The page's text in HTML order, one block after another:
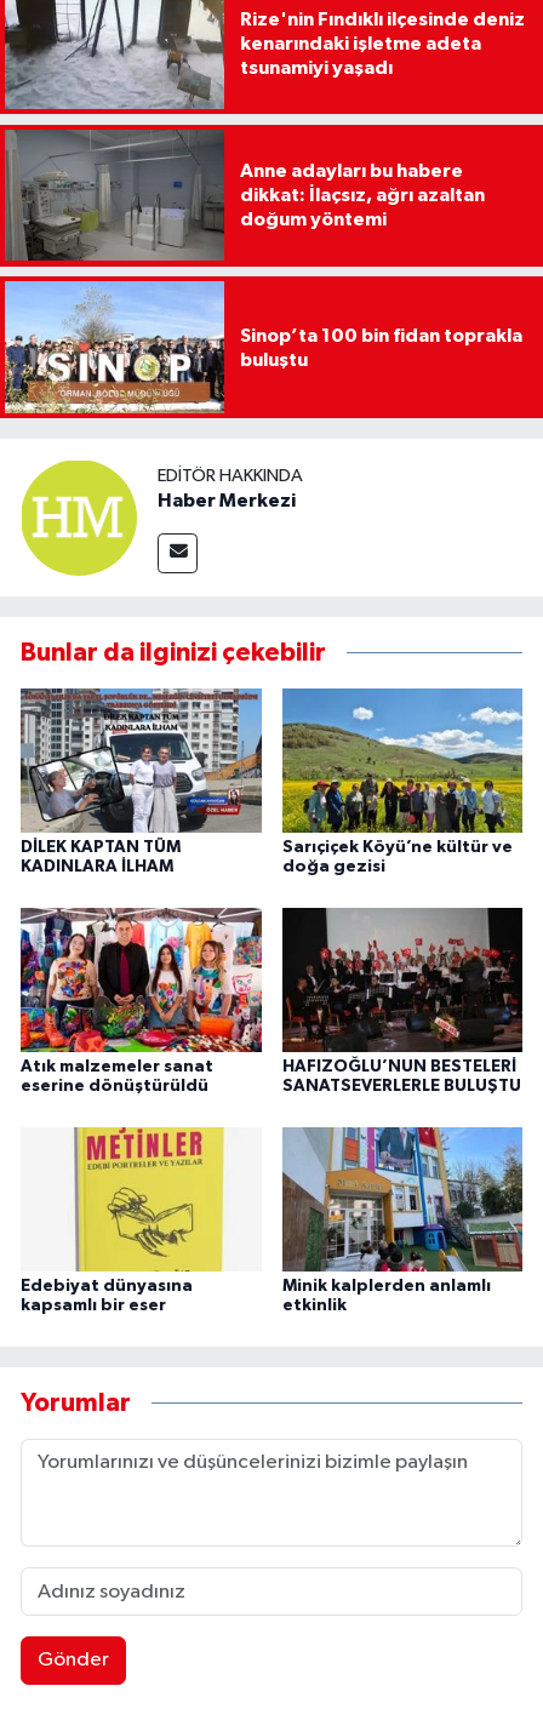
Rize'nin Fındıklı ilçesinde deniz
kenarındaki işletme adeta
tsunamiyi yaşadı
Anne adayları bu habere
dikkat: İlaçsız, ağrı azaltan
doğum yöntemi
Sinop’ta 100 bin fidan toprakla
buluştu
EDITÖR HAKKINDA
Haber Merkezi
Bunlar da ilginizi çekebilir
DİLEK KAPTAN TÜM
KADINLARA İLHAM
Sarıçiçek Köyü’ne kültür ve
doğa gezisi
Atık malzemeler sanat
eserine dönüştürüldü
HAFIZOĞLU’NUN BESTELERİ
SANATSEVERLERLE BULUŞTU
Edebiyat dünyasına
kapsamlı bir eser
Minik kalplerden anlamlı
etkinlik
Yorumlar
Gönder